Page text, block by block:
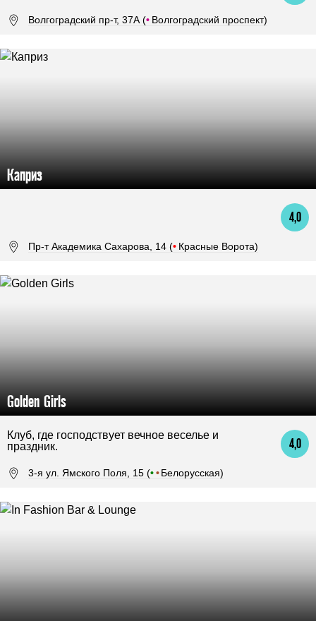
Волгоградский пр-т, 37А (• Волгоградский проспект)
Каприз
4,0
Пр-т Академика Сахарова, 14 (• Красные Ворота)
Golden Girls
4,0
Клуб, где господствует вечное веселье и
праздник.
3-я ул. Ямского Поля, 15 (•• Белорусская)